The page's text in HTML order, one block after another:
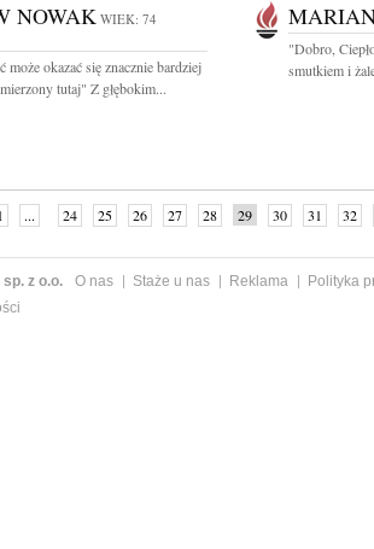
NOWAKWIEK: 74
może okazać się znacznie bardziej
tutaj" Z głębokim...
"Dobro,
smutkiem i
1 ... 24 25 26 27 28 29 30 31
32
z o.o. O nas Staże u nas Reklama
Polityka